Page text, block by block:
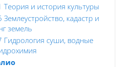
Теория и история культуры
кадастр и
земель
Гидрология суши, водные